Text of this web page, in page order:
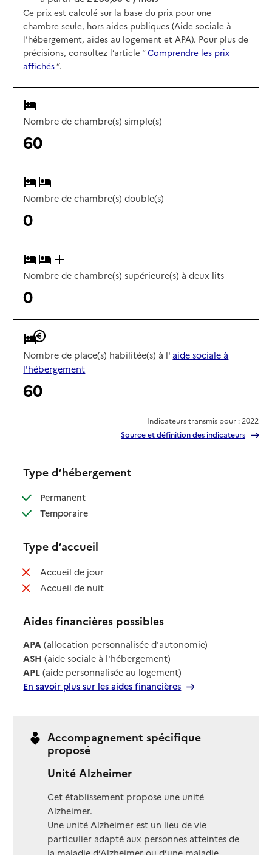
Ce prix est calculé sur la base du prix pour une
chambre seule, hors aides publiques (Aide sociale à
l’hébergement, aides au logement et APA). Pour plus de
précisions, consultez l’article “Comprendre les prix
affichés”.
Nombre de chambre(s) simple(s)
60
Nombre de chambre(s) double(s)
0
Nombre de chambre(s) supérieure(s) à deux lits
0
Nombre de place(s) habilitée(s) à l' aide sociale à
l'hébergement
60
Indicateurs transmis pour : 2022
Source et définition des indicateurs
Type d’hébergement
Permanent: disponible
Temporaire: disponible
Type d’accueil
Accueil de jour: non disponible
Accueil de nuit: non disponible
Aides financières possibles
APA (allocation personnalisée d'autonomie)
ASH (aide sociale à l'hébergement)
APL (aide personnalisée au logement)
En savoir plus sur les aides financières
Accompagnement spécifique
proposé
Unité Alzheimer
Cet établissement propose une unité
Alzheimer.
Une unité Alzheimer est un lieu de vie
particulier adapté aux personnes atteintes de